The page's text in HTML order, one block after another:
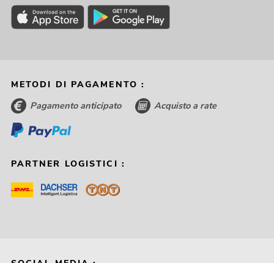
METODI DI PAGAMENTO :
Pagamento anticipato Acquisto a rate
PARTNER LOGISTICI :